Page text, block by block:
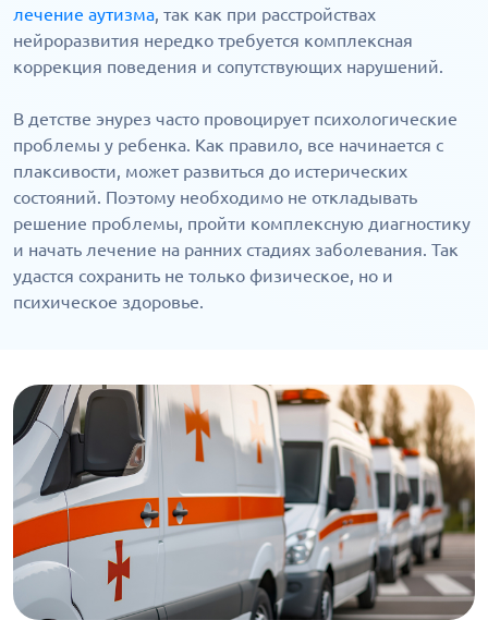
лечение аутизма, так как при расстройствах
нейроразвития нередко требуется комплексная
коррекция поведения и сопутствующих нарушений.
В детстве энурез часто провоцирует психологические
проблемы у ребенка. Как правило, все начинается с
плаксивости, может развиться до истерических
состояний. Поэтому необходимо не откладывать
решение проблемы, пройти комплексную диагностику
и начать лечение на ранних стадиях заболевания. Так
удастся сохранить не только физическое, но и
психическое здоровье.